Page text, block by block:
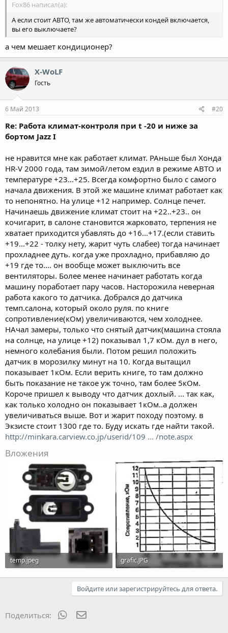
Fox86 написал(а):
А если стоит АВТО, там же автоматически кондей включается,
вы его выключаете?
а чем мешает кондиционер?
X-WoLF
Гость
6 Май 2013 #20
Re: Работа климат-контроля при t -20 и ниже за
бортом Jazz I
не нравится мне как работает климат. РАньше был Хонда
HR-V 2000 года, там зимой/летом ездил в режиме АВТО и
температуре +23...+25. Всегда комфортно было с самого
начала движения. В этой же машине климат работает как
то непонятно. На улице +12 например. Солнце печет.
Начинаешь движение климат стоит на +22..+23.. он
кочигарит, в салоне становится жарковато, терпения не
хватает приходится убавлять до +16...+17.(если ставить
+19...+22 - толку нету, жарит чуть слабее) тогда начинает
прохладнее дуть. когда уже прохладно, прибавляю до
+19 где то.... он вообще может выключить все
вентиляторы. Более менее начинает работать когда
машину поработает пару часов. Насторожила неверная
работа какого то датчика. Добрался до датчика
темп.салона, который около руля. по книге
сопротивление(кОм) увеличиваются, чем холоднее.
НАчал замеры, только что снятый датчик(машина стояла
на солнце, на улице +12) показывал 1,7 кОм. дул в него,
немного колебания были. Потом решил положить
датчик в морозилку минут на 10. Когда вытащил
показывает 1кОм. Если верить книге, то там должно
быть показание не такое уж точно, там более 5кОм.
Короче пришел к выводу что датчик дохлый. ... так как,
как только холодно он показывает 1кОм..а должен
увеличиваться выше. Вот и жарит походу поэтому. в
Экзисте стоит 1300 где то. Буду искать где найти такой.
http://minkara.carview.co.jp/userid/109 ... /note.aspx
Вложения
temp.jpeg
12.2 KB · Просмотры: 891
grafic.JPG
40.7 KB · Просмотры: 893
Войдите или зарегистрируйтесь для ответа.
Поделиться: WhatsApp